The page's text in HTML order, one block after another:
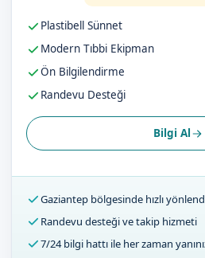
Plastibell Sünnet
Modern Tıbbi Ekipman
Ön Bilgilendirme
Randevu Desteği
Bilgi Al
Gaziantep bölgesinde hızlı
Randevu desteği ve takip hizmeti
7/24 bilgi hattı ile her zaman